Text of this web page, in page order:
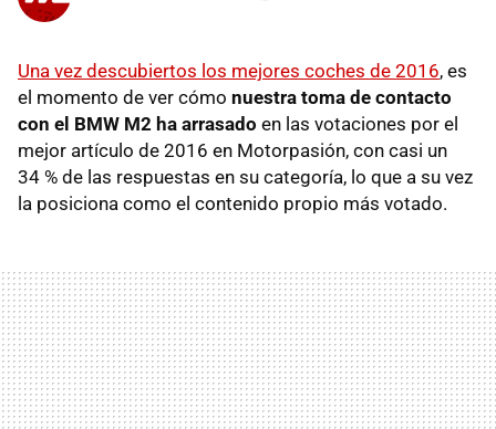
Una vez descubiertos los mejores coches de 2016, es
el momento de ver cómo nuestra toma de contacto
con el BMW M2 ha arrasado en las votaciones por el
mejor artículo de 2016 en Motorpasión, con casi un
34 % de las respuestas en su categoría, lo que a su vez
la posiciona como el contenido propio más votado.